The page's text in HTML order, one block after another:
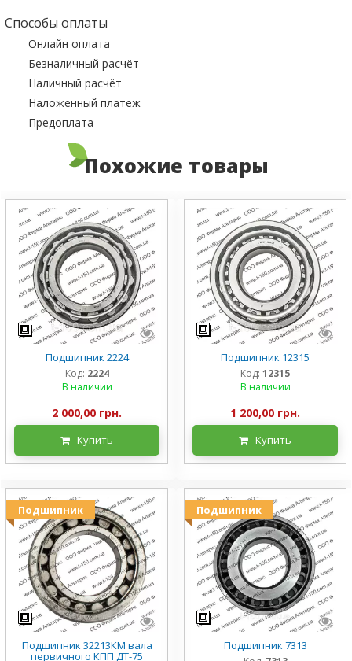
Способы оплаты
Онлайн оплата
Безналичный расчёт
Наличный расчёт
Наложенный платеж
Предоплата
Похожие товары
Подшипник 2224
Код: 2224
В наличии
2 000,00 грн.
Купить
Подшипник 12315
Код: 12315
В наличии
1 200,00 грн.
Купить
Подшипник
Подшипник 32213КМ вала
первичного КПП ДТ-75
Подшипник
Подшипник 7313